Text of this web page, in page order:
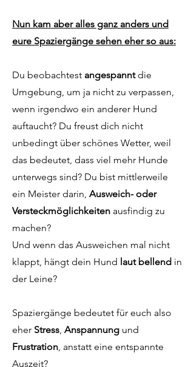
Nun kam aber alles ganz anders und
eure Spaziergänge sehen eher so aus:
Du beobachtest angespanntdie
Umgebung, um ja nicht zu verpassen,
wenn irgendwo ein anderer Hund
auftaucht? Du freust dich nicht
unbedingt über schönes Wetter, weil
das bedeutet, dass viel mehr Hunde
unterwegs sind? Du bist mittlerweile
ein Meister darin, Ausweich- oder
Versteckmöglichkeiten ausfindig zu
machen?
Und wenn das Ausweichen mal nicht
klappt, hängt dein Hund laut bellend in
der Leine?
Spaziergänge bedeutet für euch also
eher Stress, Anspannung und
Frustration, anstatt eine entspannte
Auszeit?